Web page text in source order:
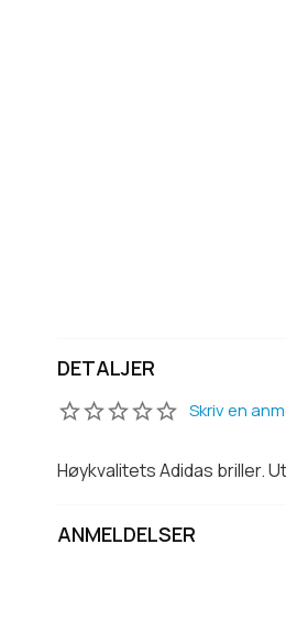
DETALJER
Skriv en
Høykvalitets Adidas briller.
ANMELDELSER